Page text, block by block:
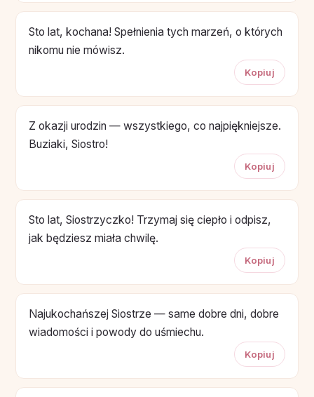
Sto lat, kochana! Spełnienia tych marzeń, o których
nikomu nie mówisz.
Kopiuj
Z okazji urodzin — wszystkiego, co najpiękniejsze.
Buziaki, Siostro!
Kopiuj
Sto lat, Siostrzyczko! Trzymaj się ciepło i odpisz,
jak będziesz miała chwilę.
Kopiuj
Najukochańszej Siostrze — same dobre dni, dobre
wiadomości i powody do uśmiechu.
Kopiuj